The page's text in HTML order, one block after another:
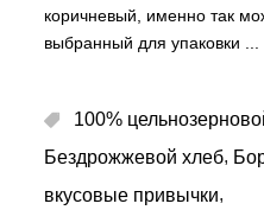
коричневый, именно так
выбранный для упаковки
100%
Бездрожжевой хлеб,
вкусовые привычки,